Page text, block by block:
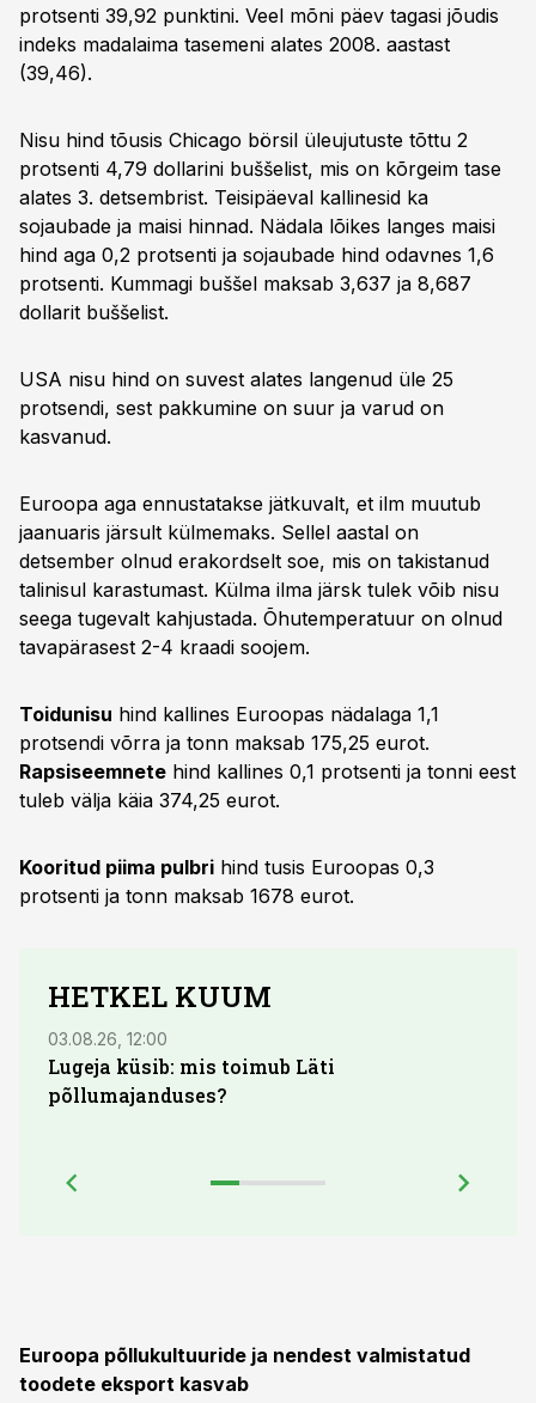
protsenti 39,92 punktini. Veel mõni päev tagasi jõudis
indeks madalaima tasemeni alates 2008. aastast
(39,46).
Nisu hind tõusis Chicago börsil üleujutuste tõttu 2
protsenti 4,79 dollarini buššelist, mis on kõrgeim tase
alates 3. detsembrist. Teisipäeval kallinesid ka
sojaubade ja maisi hinnad. Nädala lõikes langes maisi
hind aga 0,2 protsenti ja sojaubade hind odavnes 1,6
protsenti. Kummagi buššel maksab 3,637 ja 8,687
dollarit buššelist.
USA nisu hind on suvest alates langenud üle 25
protsendi, sest pakkumine on suur ja varud on
kasvanud.
Euroopa aga ennustatakse jätkuvalt, et ilm muutub
jaanuaris järsult külmemaks. Sellel aastal on
detsember olnud erakordselt soe, mis on takistanud
talinisul karastumast. Külma ilma järsk tulek võib nisu
seega tugevalt kahjustada. Õhutemperatuur on olnud
tavapärasest 2-4 kraadi soojem.
Toidunisu hind kallines Euroopas nädalaga 1,1
protsendi võrra ja tonn maksab 175,25 eurot.
Rapsiseemnete hind kallines 0,1 protsenti ja tonni eest
tuleb välja käia 374,25 eurot.
Kooritud piima pulbri hind tusis Euroopas 0,3
protsenti ja tonn maksab 1678 eurot.
HETKEL KUUM
03.08.26, 12:00
Lugeja küsib: mis toimub Läti
põllumajanduses?
Euroopa põllukultuuride ja nendest valmistatud
toodete eksport kasvab